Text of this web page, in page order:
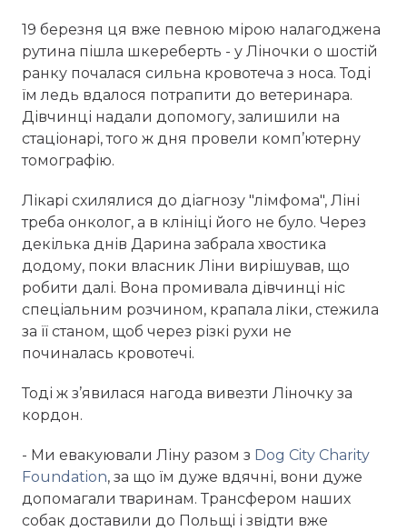
19 березня ця вже певною мірою налагоджена
рутина пішла шкереберть - у Ліночки о шостій
ранку почалася сильна кровотеча з носа. Тоді
їм ледь вдалося потрапити до ветеринара.
Дівчинці надали допомогу, залишили на
стаціонарі, того ж дня провели комп’ютерну
томографію.
Лікарі схилялися до діагнозу "лімфома", Ліні
треба онколог, а в клініці його не було. Через
декілька днів Дарина забрала хвостика
додому, поки власник Ліни вирішував, що
робити далі. Вона промивала дівчинці ніс
спеціальним розчином, крапала ліки, стежила
за її станом, щоб через різкі рухи не
починалась кровотечі.
Тоді ж з’явилася нагода вивезти Ліночку за
кордон.
- Ми евакуювали Ліну разом з Dog City Charity
Foundation, за що їм дуже вдячні, вони дуже
допомагали тваринам. Трансфером наших
собак доставили до Польщі і звідти вже